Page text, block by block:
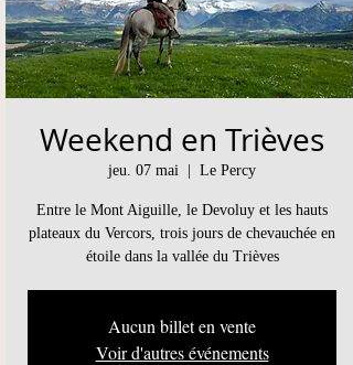
Weekend en Trièves
jeu. 07 mai Le Percy
Entre le Mont Aiguille, le Devoluy et les hauts
plateaux du Vercors, trois jours de chevauchée en
étoile dans la vallée du Trièves
Aucun billet en vente
Voir d'autres événements